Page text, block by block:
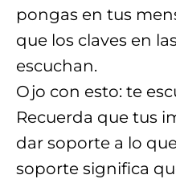
pongas en tus
que los claves en
escuchan.
Ojo con esto: te
Recuerda que tus
dar soporte a lo
soporte significa